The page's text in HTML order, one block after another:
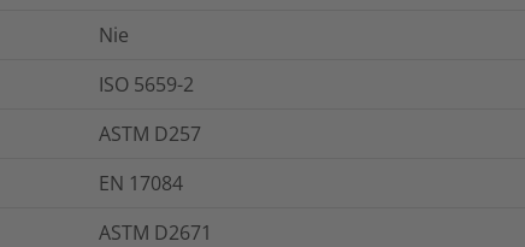
Nie
ISO 5659-2
ASTM D257
EN 17084
ASTM D2671